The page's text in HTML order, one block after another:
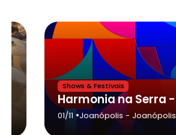
Shows & Festivais
01/11 •Joanópolis - Joanópolis